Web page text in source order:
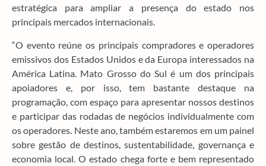
estratégica para ampliar a presença do estado nos
principais mercados internacionais.
“O evento reúne os principais compradores e operadores
emissivos dos Estados Unidos e da Europa interessados na
América Latina. Mato Grosso do Sul é um dos principais
apoiadores e, por isso, tem bastante destaque na
programação, com espaço para apresentar nossos destinos
e participar das rodadas de negócios individualmente com
os operadores. Neste ano, também estaremos em um painel
sobre gestão de destinos, sustentabilidade, governança e
economia local. O estado chega forte e bem representado